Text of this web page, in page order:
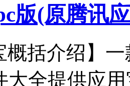
版(原腾讯
概括介绍】
大全提供应